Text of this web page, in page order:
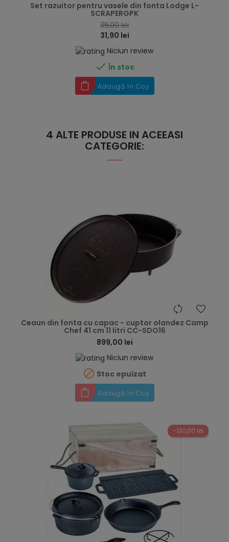
Set razuitor pentru vasele din fonta Lodge L-
SCRAPERGPK
35,00 lei
31,90 lei
Niciun review
 În stoc
Adaugă în Coș
4 ALTE PRODUSE IN ACEEASI
CATEGORIE:
Ceaun din fonta cu capac - cuptor olandez Camp
Chef 41 cm 11 litri CC-SDO16
899,00 lei
Niciun review
 Stoc epuizat
Adaugă în Coș
-130,00 lei